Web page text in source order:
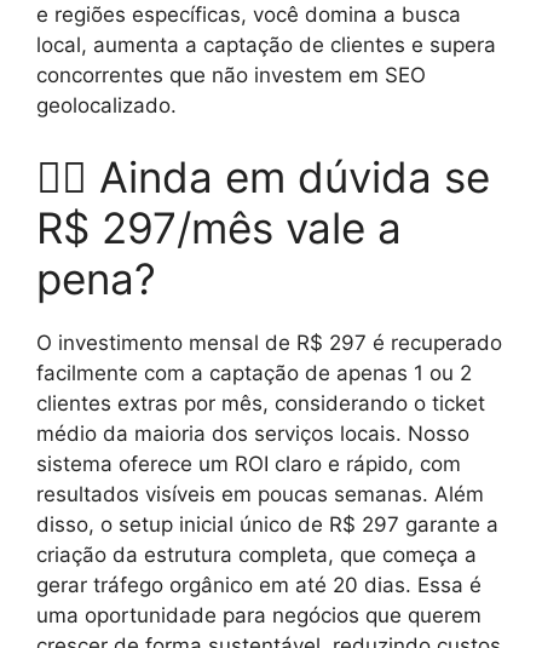
e regiões específicas, você domina a busca
local, aumenta a captação de clientes e supera
concorrentes que não investem em SEO
geolocalizado.
🤷‍♂️ Ainda em dúvida se
R$ 297/mês vale a
pena?
O investimento mensal de R$ 297 é recuperado
facilmente com a captação de apenas 1 ou 2
clientes extras por mês, considerando o ticket
médio da maioria dos serviços locais. Nosso
sistema oferece um ROI claro e rápido, com
resultados visíveis em poucas semanas. Além
disso, o setup inicial único de R$ 297 garante a
criação da estrutura completa, que começa a
gerar tráfego orgânico em até 20 dias. Essa é
uma oportunidade para negócios que querem